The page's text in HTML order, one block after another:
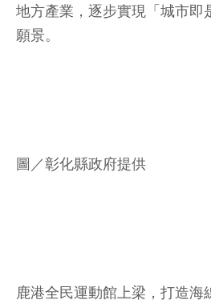
地方產業，逐步實現「城市即
願景。
圖／彰化縣政府提供
鹿港全民運動館上梁，打造海